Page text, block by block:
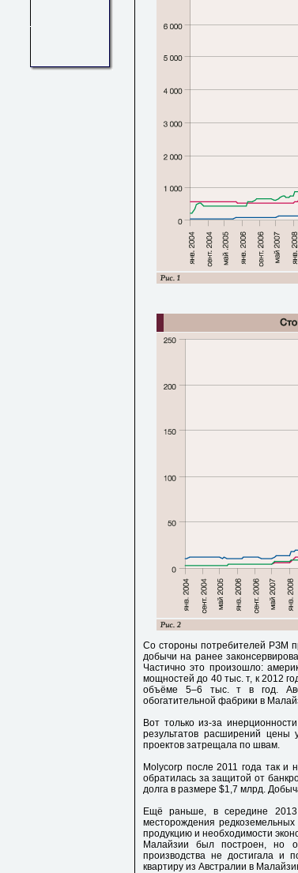
Со стороны потребителей РЗМ
добычи на ранее
Частично это произошло:
мощностей до 40 тыс. т, к 2012
объёме 5–6 тыс. т в год.
обогатительной фабрики в
Вот только из-за
результатов расширений цены
проектов затрещала по швам.
Molycorp после 2011 года так и
обратилась за защитой от
долга в размере $1,7 млрд.
Ещё раньше, в середине
месторождения
продукцию и необходимости
Малайзии был построен, но
производства не достигала и
квартиру из Австралии в